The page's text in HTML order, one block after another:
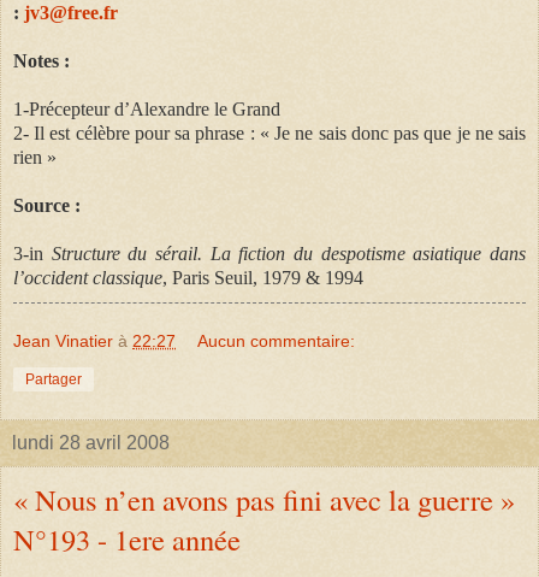
: jv3@free.fr
Notes :
1-Précepteur d’Alexandre le Grand
2- Il est célèbre pour sa phrase : « Je ne sais donc pas que je ne sais
rien »
Source :
3-in Structure du sérail. La fiction du despotisme asiatique dans
l’occident classique, Paris Seuil, 1979 & 1994
Jean Vinatier à 22:27 Aucun commentaire:
Partager
lundi 28 avril 2008
« Nous n’en avons pas fini avec la guerre »
N°193 - 1ere année